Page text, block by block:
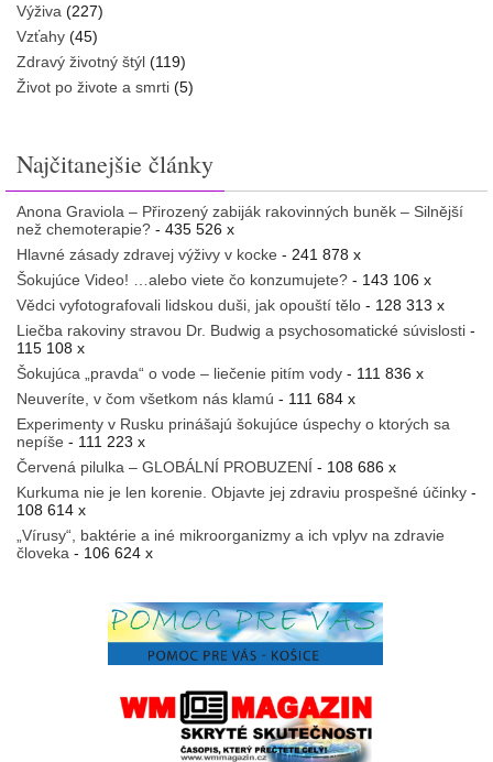
Výživa (227)
Vzťahy (45)
Zdravý životný štýl (119)
Život po živote a smrti (5)
Najčitanejšie články
Anona Graviola – Přirozený zabiják rakovinných buněk – Silnější
než chemoterapie? - 435 526 x
Hlavné zásady zdravej výživy v kocke - 241 878 x
Šokujúce Video! …alebo viete čo konzumujete? - 143 106 x
Vědci vyfotografovali lidskou duši, jak opouští tělo - 128 313 x
Liečba rakoviny stravou Dr. Budwig a psychosomatické súvislosti -
115 108 x
Šokujúca „pravda“ o vode – liečenie pitím vody - 111 836 x
Neuveríte, v čom všetkom nás klamú - 111 684 x
Experimenty v Rusku prinášajú šokujúce úspechy o ktorých sa
nepíše - 111 223 x
Červená pilulka – GLOBÁLNÍ PROBUZENÍ - 108 686 x
Kurkuma nie je len korenie. Objavte jej zdraviu prospešné účinky -
108 614 x
„Vírusy“, baktérie a iné mikroorganizmy a ich vplyv na zdravie
človeka - 106 624 x